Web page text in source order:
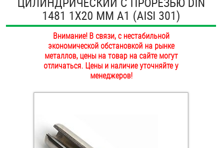
ОПЛАТА И ДОСТАВКА
НАШИ МАГАЗИНЫ
Втулки
Дюбели
Дюймовый крепёж
Заклепки (Гайки-Заклепки)
1481 1Х20 ММ А1 (AISI 301)
Внимание! В связи, с нестабильной
экономической обстановкой на рынке
металлов, цены на товар на сайте могут
отличаться. Цены и наличие уточняйте у
менеджеров!